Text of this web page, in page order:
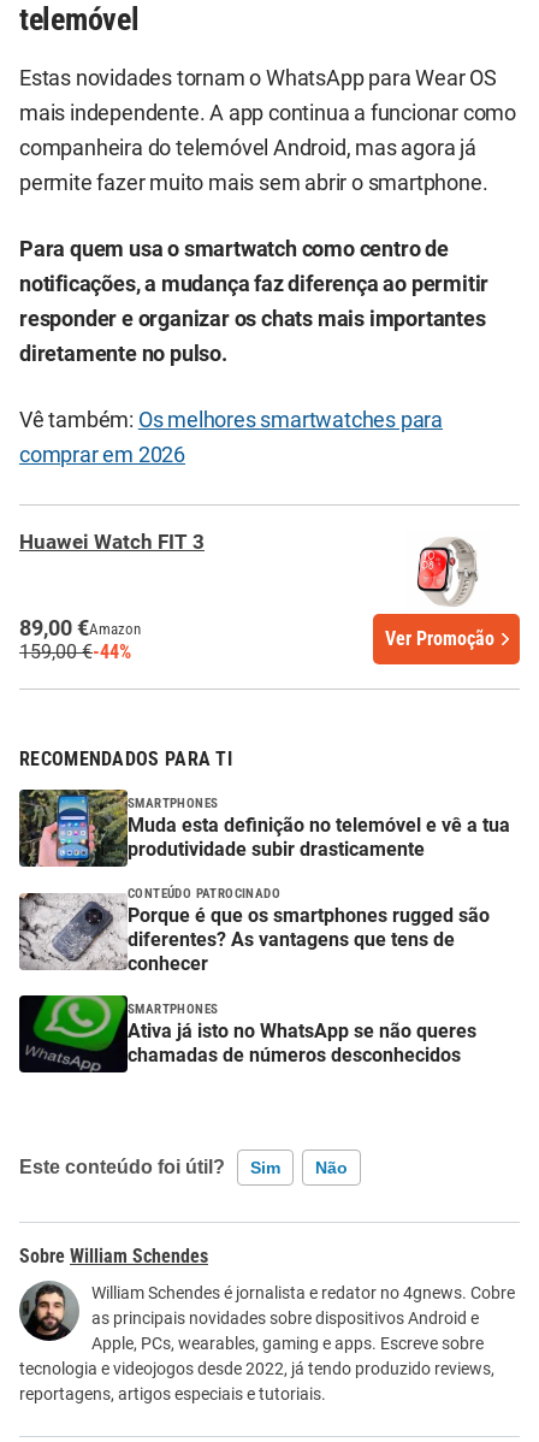
telemóvel
Estas novidades tornam o WhatsApp para Wear OS
mais independente. A app continua a funcionar como
companheira do telemóvel Android, mas agora já
permite fazer muito mais sem abrir o smartphone.
Para quem usa o smartwatch como centro de
notificações, a mudança faz diferença ao permitir
responder e organizar os chats mais importantes
diretamente no pulso.
Vê também: Os melhores smartwatches para
comprar em 2026
Huawei Watch FIT 3
89,00 €Amazon
159,00 €-44%
Ver Promoção
RECOMENDADOS PARA TI
SMARTPHONES
Muda esta definição no telemóvel e vê a tua
produtividade subir drasticamente
CONTEÚDO PATROCINADO
Porque é que os smartphones rugged são
diferentes? As vantagens que tens de
conhecer
SMARTPHONES
Ativa já isto no WhatsApp se não queres
chamadas de números desconhecidos
Este conteúdo foi útil? Sim Não
Este conteúdo contém informação incorreta
Este conteúdo não tem a informação que procuro
Outro
William Schendes
William Schendes é jornalista e redator no 4gnews. Cobre
as principais novidades sobre dispositivos Android e
Apple, PCs, wearables, gaming e apps. Escreve sobre
tecnologia e videojogos desde 2022, já tendo produzido reviews,
reportagens, artigos especiais e tutoriais.